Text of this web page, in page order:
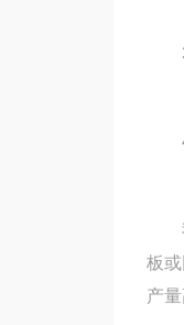
3.
4.
我
板
产